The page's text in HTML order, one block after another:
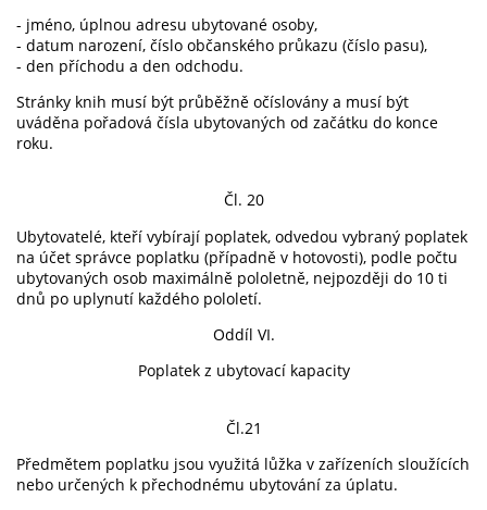
- jméno, úplnou adresu ubytované osoby,
- datum narození, číslo občanského průkazu (číslo pasu),
- den příchodu a den odchodu.
Stránky knih musí být průběžně očíslovány a musí být
uváděna pořadová čísla ubytovaných od začátku do konce
roku.
Čl. 20
Ubytovatelé, kteří vybírají poplatek, odvedou vybraný poplatek
na účet správce poplatku (případně v hotovosti), podle počtu
ubytovaných osob maximálně pololetně, nejpozději do 10 ti
dnů po uplynutí každého pololetí.
Oddíl VI.
Poplatek z ubytovací kapacity
Čl.21
Předmětem poplatku jsou využitá lůžka v zařízeních sloužících
nebo určených k přechodnému ubytování za úplatu.